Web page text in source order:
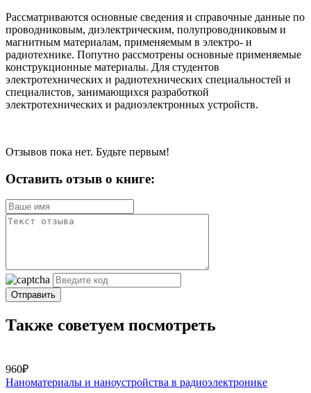
Рассматриваются основные сведения и справочные данные по
проводниковым, диэлектрическим, полупроводниковым и
магнитным материалам, применяемым в электро- и
радиотехнике. Попутно рассмотрены основные применяемые
конструкционные материалы. Для студентов
электротехнических и радиотехнических специальностей и
специалистов, занимающихся разработкой
электротехнических и радиоэлектронных устройств.
Отзывов пока нет. Будьте первым!
Оставить отзыв о книге:
Отправить
Также советуем посмотреть
960₽
Наноматериалы и наноустройства в радиоэлектронике